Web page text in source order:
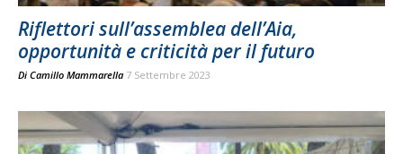
Riflettori sull’assemblea dell’Aia,
opportunità e criticità per il futuro
Di Camillo Mammarella 7 Settembre 2023